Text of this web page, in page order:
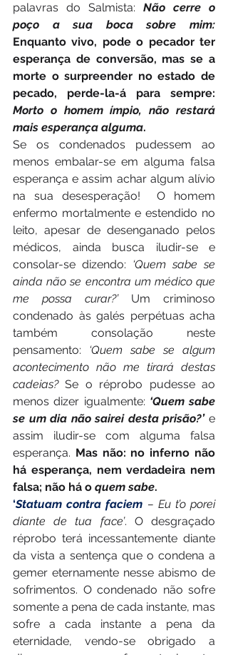
palavras do Salmista: Não cerre o
Enquanto vivo, pode o pecador ter
esperança de conversão, mas se a
morte o surpreender no estado de
Morto o homem ímpio, não restará
mais esperança alguma.
Se os condenados pudessem ao
menos embalar-se em alguma falsa
esperança e assim achar algum alívio
na sua desesperação!  O homem
enfermo mortalmente e estendido no
leito, apesar de desenganado pelos
médicos, ainda busca iludir-se e
consolar-se dizendo: ‘Quem sabe se
ainda não se encontra um médico que
me possa curar?’ Um criminoso
condenado às galés perpétuas acha
também consolação neste
pensamento: ‘Quem sabe se algum
acontecimento não me tirará destas
cadeias? Se o réprobo pudesse ao
menos dizer igualmente: ‘Quem sabe
se um dia não sairei desta prisão?’ e
assim iludir-se com alguma falsa
esperança. Mas não: no inferno não
há esperança, nem verdadeira nem
falsa; não há o quem sabe.
‘Statuam contra faciem – Eu t’o porei
diante de tua face’. O desgraçado
réprobo terá incessantemente diante
da vista a sentença que o condena a
gemer eternamente nesse abismo de
sofrimentos. O condenado não sofre
somente a pena de cada instante, mas
sofre a cada instante a pena da
eternidade, vendo-se obrigado a